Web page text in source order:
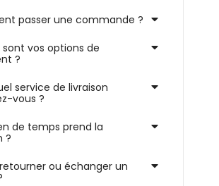
passer une commande ?
sont vos options de
?
service de livraison
vous ?
de temps prend la
?
ou échanger un